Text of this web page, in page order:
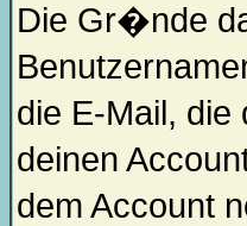
Die Gr�nde
die E-Mail, die
deinen
dem Account